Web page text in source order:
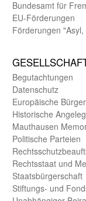
Bundes­amt für
EU-Förde­rungen
Förderungen
Begut­achtungen
Daten­schutz
Europäische
Historische
Mauthausen
Politische Parteien
Rechts­staat und
Staats­bürger­schaft
Stiftungs- und